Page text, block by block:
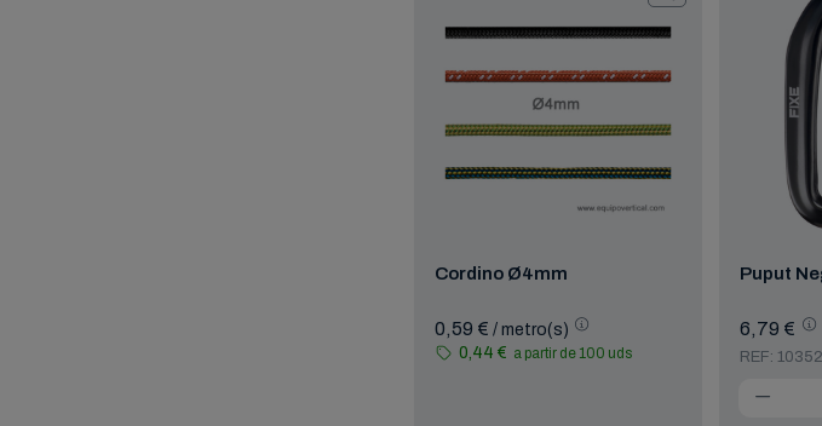
Cordino Ø4mm
0,59 € / metro(s)
0,44 € a partir de 100 uds
Puput
6,79 €
REF: 10352